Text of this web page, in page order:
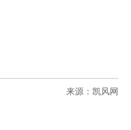
来源：凯风网